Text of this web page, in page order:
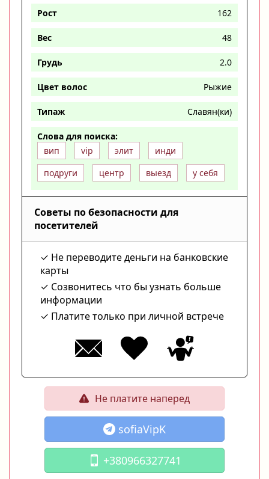
Рост 162
Вес 48
Грудь 2.0
Цвет волос Рыжие
Типаж Славян(ки)
Слова для поиска:
вип
vip элит
инди
подруги
центр выезд у себя
Советы по безопасности для
посетителей
Не переводите деньги на банковские
карты
Созвонитесь что бы узнать больше
информации
Платите только при личной встрече
Не платите наперед
sofiaVipK
+380966327741